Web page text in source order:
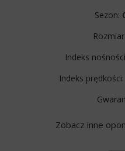
Sezon:
Rozmiar:
Indeks
Indeks prędkości:
Zobacz inne